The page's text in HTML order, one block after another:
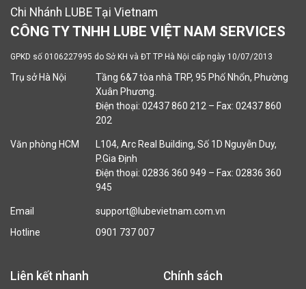
Chi Nhánh LUBE Tại Vietnam
CÔNG TY TNHH LUBE VIỆT NAM SERVICES
GPKD số 0106227995 do Sở KH và ĐT TP Hà Nội cấp ngày 10/07/2013
Trụ sở Hà Nội
Tầng 6&7 tòa nhà TRP, 95 Phố Nhổn, Phường
Xuân Phương.
Điện thoại: 02437 860 212 – Fax: 02437 860
202
Văn phòng HCM
L104, Arc Real Building, Số 1D Nguyễn Duy,
P.Gia Định
Điện thoại: 02836 360 949 – Fax: 02836 360
945
Email
support@lubevietnam.com.vn
Hotline
0901 737 007
Liên kết nhanh Chính sách